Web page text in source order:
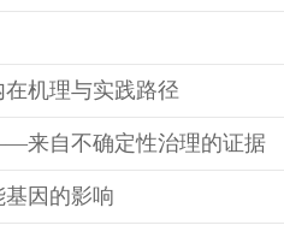
机理与实践路径
来自不确定性治理的证据
因的影响